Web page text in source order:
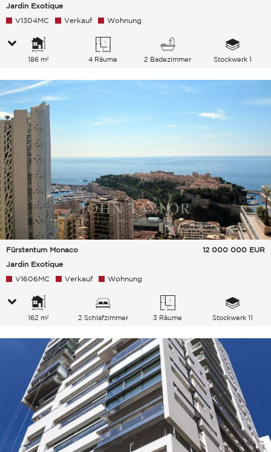
Jardin Exotique
V1304MC Verkauf Wohnung
186 m² 4 Räume 2 Badezimmer Stockwerk 1
Fürstentum Monaco
Jardin Exotique
12 000 000 EUR
V1606MC Verkauf Wohnung
162 m² 2 Schlafzimmer 3 Räume Stockwerk 11